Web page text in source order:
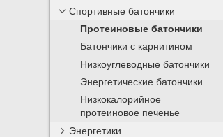
Спортивные батончики
Протеиновые батончики
Батончики с карнитином
Низкоуглеводные батончики
Энергетические батончики
Низкокалорийное
протеиновое печенье
Энергетики